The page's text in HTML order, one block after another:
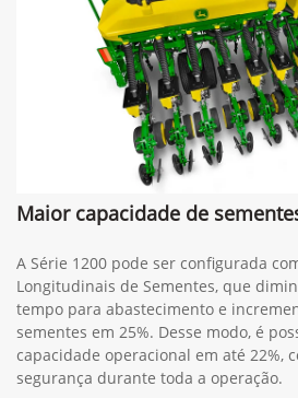
Maior capacidade de
A Série 1200 pode ser configurada
Longitudinais de Sementes, que
tempo para abastecimento e
sementes em 25%. Desse modo, é
capacidade operacional em até 22%,
segurança durante toda a operação.